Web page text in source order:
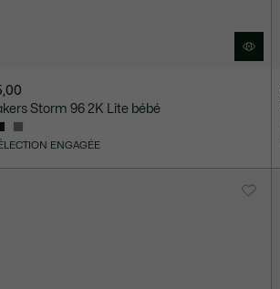
Storm 96 2K Lite bébé
ENGAGÉE